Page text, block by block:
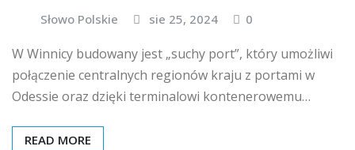
Słowo Polskie sie 25, 2024 0
W Winnicy budowany jest „suchy port”, który umożliwi
połączenie centralnych regionów kraju z portami w
Odessie oraz dzięki terminalowi kontenerowemu…
READ MORE